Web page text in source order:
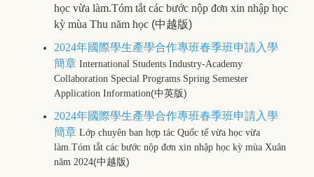
học vừa làm.Tóm tắt các bước nộp đơn xin nhập học
kỳ mùa Thu năm học (中越版)
2024年國際學生產學合作專班春季班申請入學
簡章 International Students Industry-Academy
Collaboration Special Programs Spring Semester
Application Information(中英版)
2024年國際學生產學合作專班春季班申請入學
簡章 Lớp chuyên ban hợp tác Quốc tế vừa học vừa
làm. Tóm tắt các bước nộp đơn xin nhập học kỳ mùa Xuân
năm 2024(中越版)